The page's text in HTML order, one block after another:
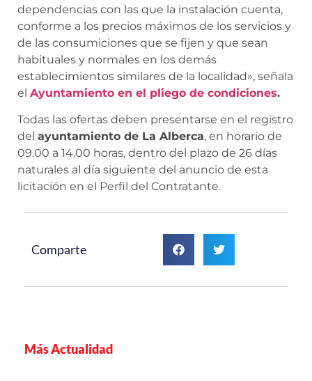
dependencias con las que la instalación cuenta,
conforme a los precios máximos de los servicios y
de las consumiciones que se fijen y que sean
habituales y normales en los demás
establecimientos similares de la localidad», señala
el Ayuntamiento en el pliego de condiciones.
Todas las ofertas deben presentarse en el registro
del ayuntamiento de La Alberca, en horario de
09.00 a 14.00 horas, dentro del plazo de 26 días
naturales al día siguiente del anuncio de esta
licitación en el Perfil del Contratante.
Comparte
Más Actualidad